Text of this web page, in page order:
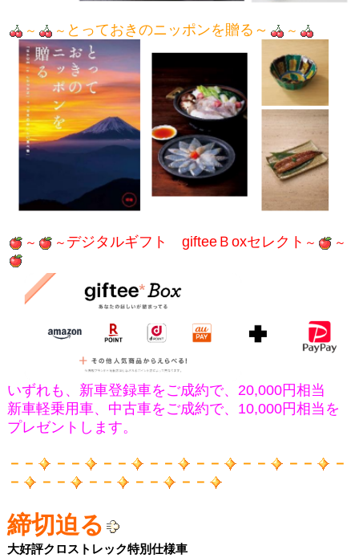
～ ～ とっておきのニッポンを贈る～ ～
～ ～ デジタルギフト gifteeＢoxセレクト ～ ～
いずれも、新車登録車をご成約で、20,000円相当
新車軽乗用車、中古車をご成約で、10,000円相当を
プレゼントします。
－－ －－ －－ －－ －－ －－ －－
－
－
－－ －－ －－ －－
締切迫る
大好評クロストレック特別仕様車